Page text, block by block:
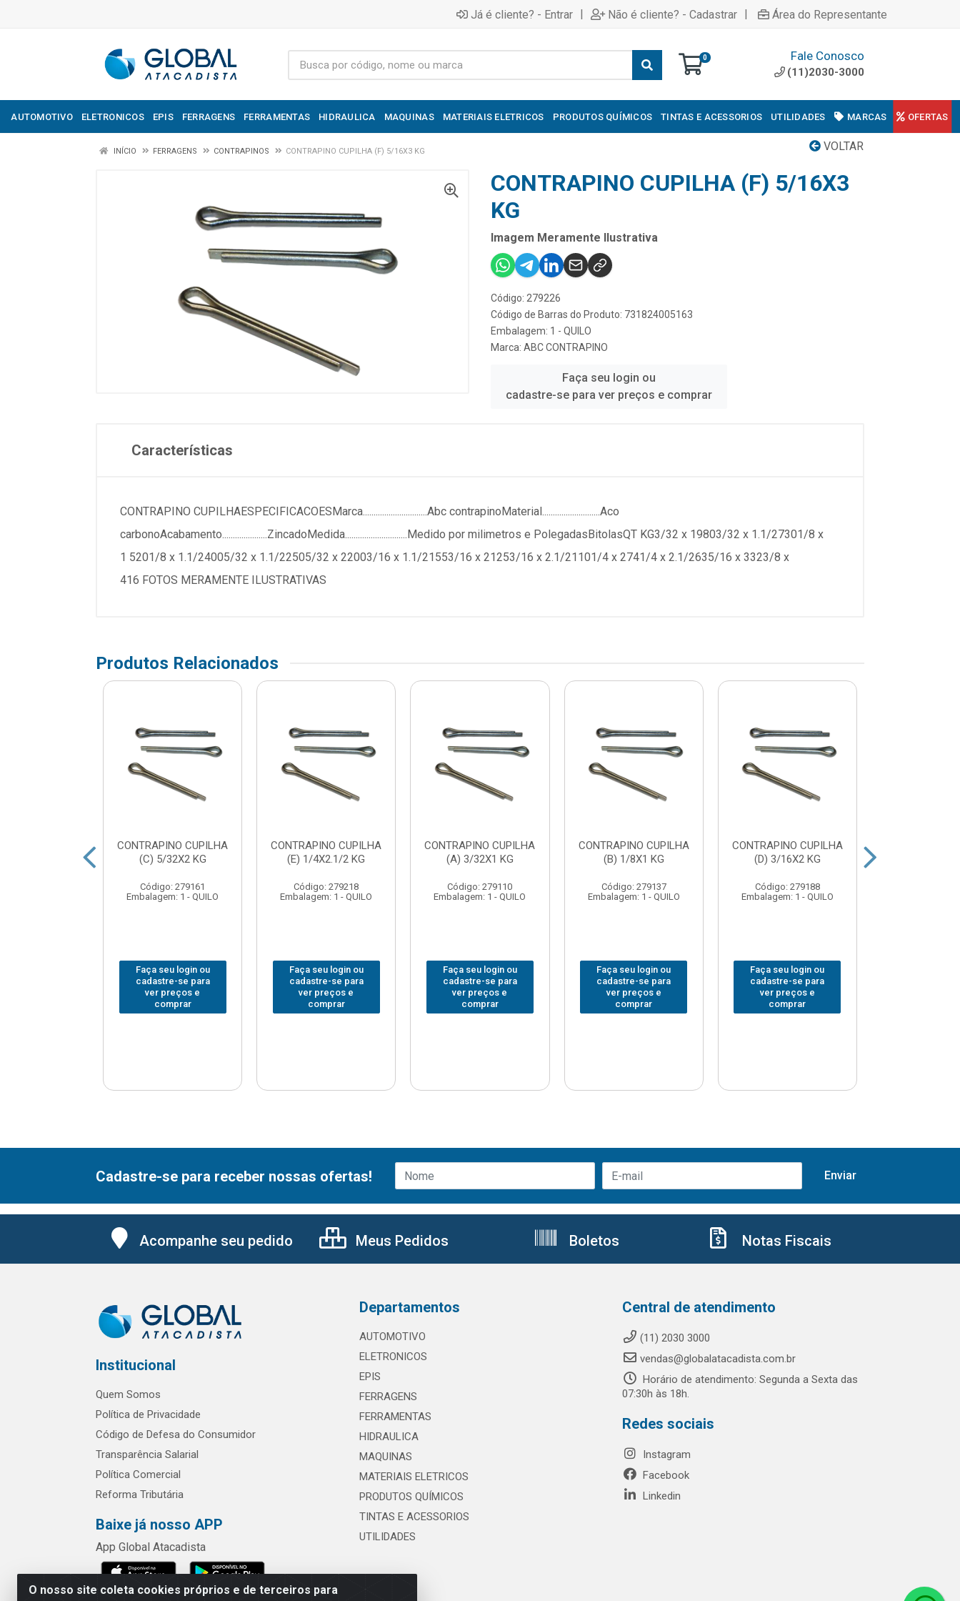
Já é cliente? - Entrar | Não é cliente? - Cadastrar | Área do Representante
0 Fale Conosco
(11)2030-3000
AUTOMOTIVO ELETRONICOS EPIS FERRAGENS FERRAMENTAS HIDRAULICA MAQUINAS MATERIAIS ELETRICOS PRODUTOS QUÍMICOS TINTAS E ACESSORIOS UTILIDADES MARCAS OFERTAS
VOLTAR
INÍCIO FERRAGENS CONTRAPINOS CONTRAPINO CUPILHA (F) 5/16X3 KG
CONTRAPINO CUPILHA (F) 5/16X3
KG
Imagem Meramente Ilustrativa
Código: 279226
Código de Barras do Produto: 731824005163
Embalagem: 1 - QUILO
Marca: ABC CONTRAPINO
Faça seu login ou
cadastre-se para ver preços e comprar
Características
CONTRAPINO CUPILHAESPECIFICACOESMarca..............................Abc contrapinoMaterial...........................Aco
carbonoAcabamento.....................ZincadoMedida.............................Medido por milimetros e PolegadasBitolasQT KG3/32 x 19803/32 x 1.1/27301/8 x
1 5201/8 x 1.1/24005/32 x 1.1/22505/32 x 22003/16 x 1.1/21553/16 x 21253/16 x 2.1/21101/4 x 2741/4 x 2.1/2635/16 x 3323/8 x
416 FOTOS MERAMENTE ILUSTRATIVAS
Produtos Relacionados
CONTRAPINO CUPILHA
(C) 5/32X2 KG
Código: 279161
Embalagem: 1 - QUILO
Faça seu login ou
cadastre-se para
ver preços e
comprar
CONTRAPINO CUPILHA
(E) 1/4X2.1/2 KG
Código: 279218
Embalagem: 1 - QUILO
Faça seu login ou
cadastre-se para
ver preços e
comprar
CONTRAPINO CUPILHA
(A) 3/32X1 KG
Código: 279110
Embalagem: 1 - QUILO
Faça seu login ou
cadastre-se para
ver preços e
comprar
CONTRAPINO CUPILHA
(B) 1/8X1 KG
Código: 279137
Embalagem: 1 - QUILO
Faça seu login ou
cadastre-se para
ver preços e
comprar
CONTRAPINO CUPILHA
(D) 3/16X2 KG
Código: 279188
Embalagem: 1 - QUILO
Faça seu login ou
cadastre-se para
ver preços e
comprar
O nosso site coleta cookies próprios e de terceiros para
Cadastre-se para receber nossas ofertas!
Acompanhe seu pedido Meus Pedidos Boletos Notas Fiscais
Institucional
Quem Somos
Política de Privacidade
Código de Defesa do Consumidor
Transparência Salarial
Política Comercial
Reforma Tributária
Baixe já nosso APP
App Global Atacadista
Departamentos
AUTOMOTIVO
ELETRONICOS
EPIS
FERRAGENS
FERRAMENTAS
HIDRAULICA
MAQUINAS
MATERIAIS ELETRICOS
PRODUTOS QUÍMICOS
TINTAS E ACESSORIOS
UTILIDADES
Central de atendimento
(11) 2030 3000
vendas@globalatacadista.com.br
Horário de atendimento: Segunda a Sexta das
07:30h às 18h.
Redes sociais
Instagram
Facebook
Linkedin